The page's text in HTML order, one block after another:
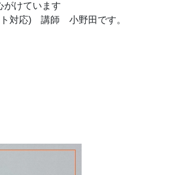
がけています
ト対応) 講師 小野田です。